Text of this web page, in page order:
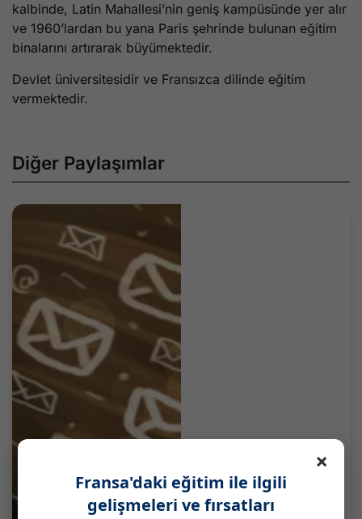
kalbinde, Latin Mahallesi’nin geniş kampüsünde yer alır
ve 1960’lardan bu yana Paris şehrinde bulunan eğitim
binalarını artırarak büyümektedir.
Devlet üniversitesidir ve Fransızca dilinde eğitim
vermektedir.
Diğer Paylaşımlar
Profesyonel bir e-
posta nasıl yazılır:
×
Fransa'daki eğitim ile ilgili
gelişmeleri ve fırsatları